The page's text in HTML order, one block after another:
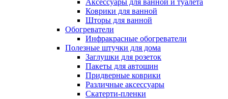
Аксессуары для ванной и туалета
Коврики для ванной
Шторы для ванной
Обогреватели
Инфракрасные обогреватели
Полезные штучки для дома
Заглушки для розеток
Пакеты для автошин
Придверные коврики
Различные аксессуары
Скатерти-пленки